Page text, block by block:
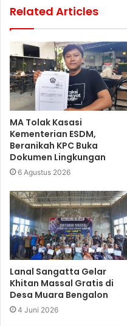
Related Articles
MA Tolak Kasasi
Kementerian ESDM,
Beranikah KPC Buka
Dokumen Lingkungan
6 Agustus 2026
Lanal Sangatta Gelar
Khitan Massal Gratis di
Desa Muara Bengalon
4 Juni 2026